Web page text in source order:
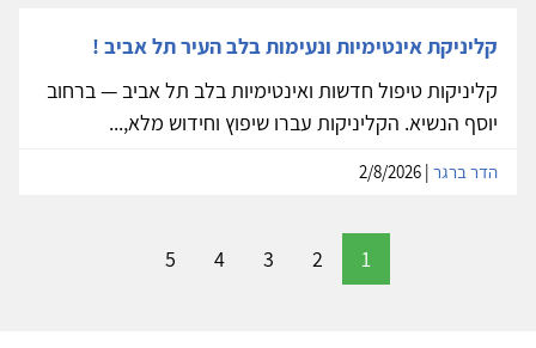
קליניקת אינטימיות ונעימות בלב העיר תל אביב !
קליניקות טיפול חדשות ואינטימיות בלב תל אביב — ברחוב
יוסף הנשיא. הקליניקות עברו שיפוץ וחידוש מלא,...
הדר ברגר
1
2
3
4
5